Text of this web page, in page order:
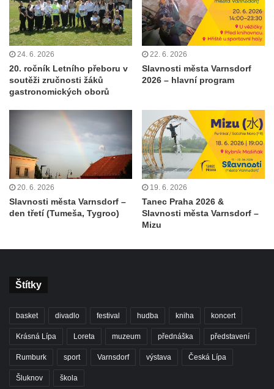
24. 6. 2026
20. ročník Letního přeboru v
soutěži zručnosti žáků
gastronomických oborů
22. 6. 2026
Slavnosti města Varnsdorf
2026 – hlavní program
20. 6. 2026
Slavnosti města Varnsdorf –
den třetí (Tumeša, Tygroo)
19. 6. 2026
Tanec Praha 2026 &
Slavnosti města Varnsdorf –
Mizu
Štítky
basket divadlo festival hudba kniha koncert
Krásná Lípa Loreta muzeum přednáška představení
Rumburk sport Varnsdorf výstava Česká Lípa
Šluknov škola